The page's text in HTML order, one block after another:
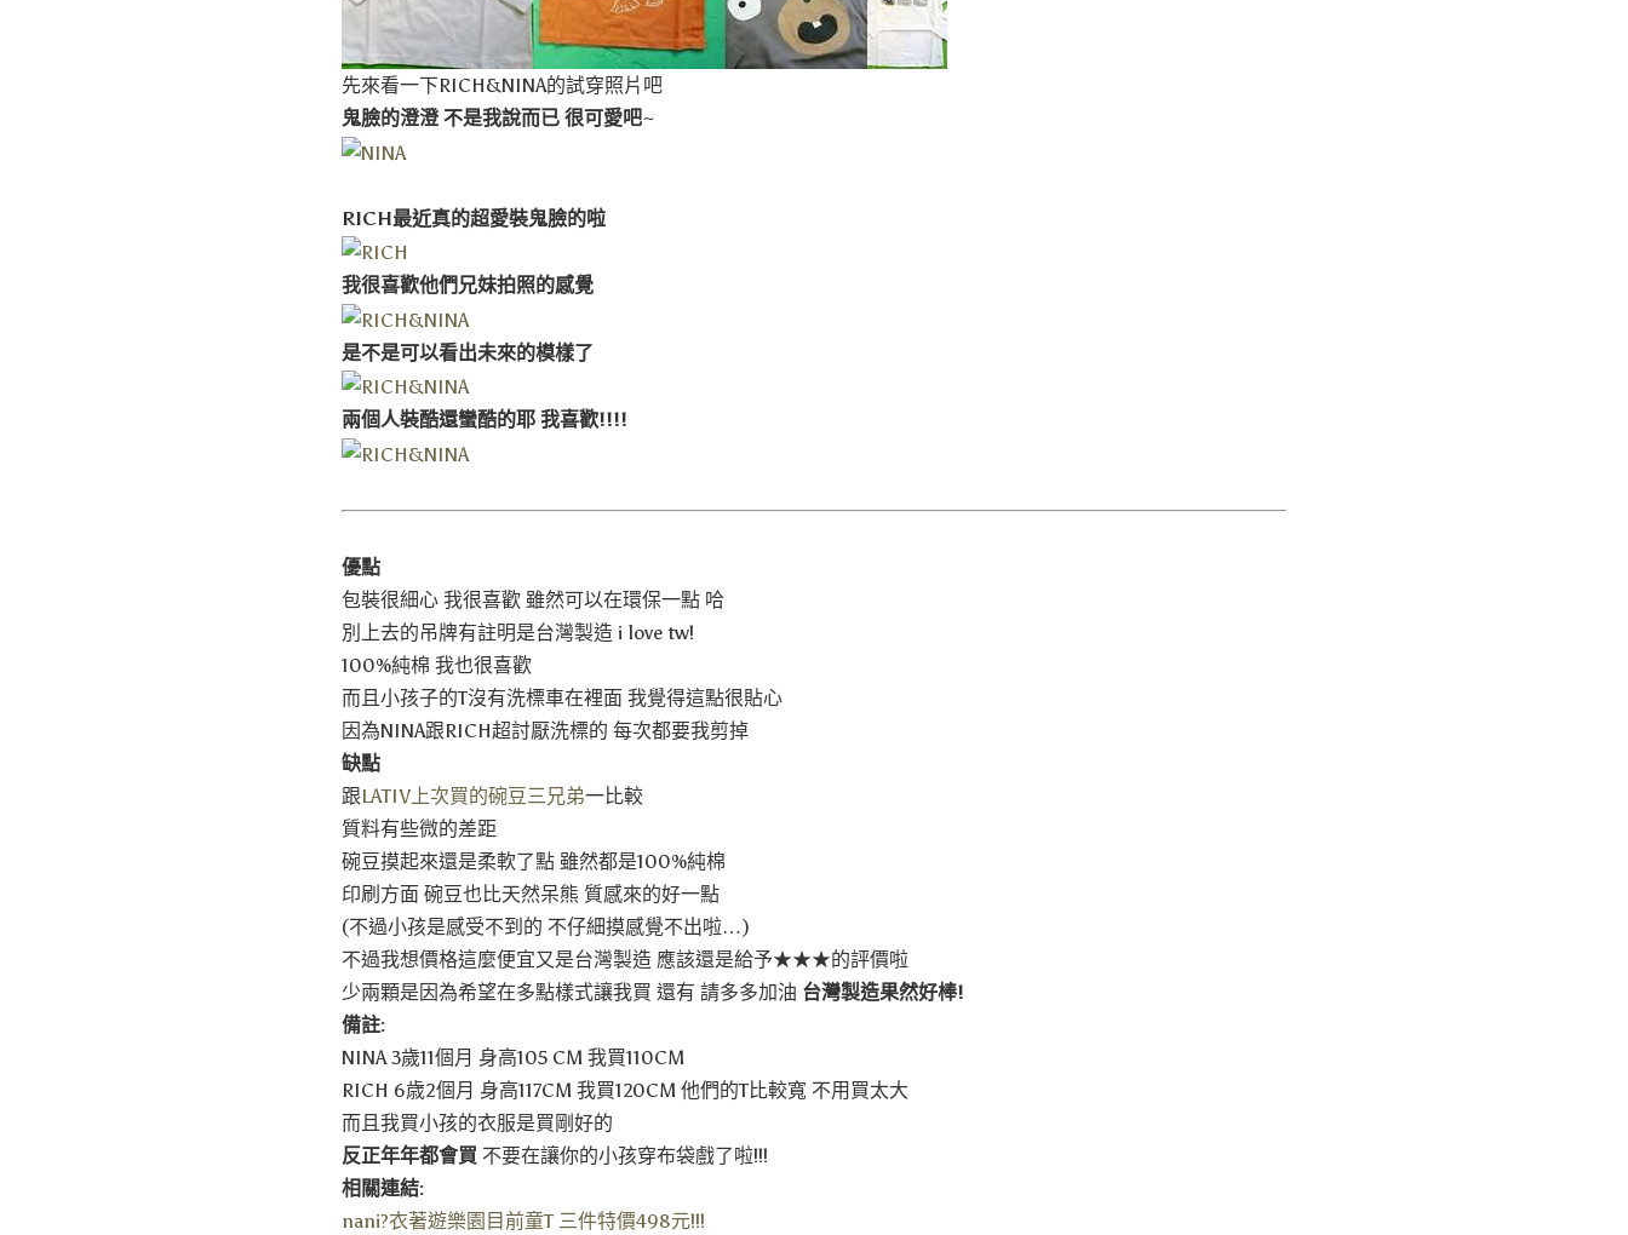
先來看一下RICH&NINA的試穿照片吧
鬼臉的澄澄 不是我說而已 很可愛吧~
RICH最近真的超愛裝鬼臉的啦
我很喜歡他們兄妹拍照的感覺
是不是可以看出未來的模樣了
兩個人裝酷還蠻酷的耶 我喜歡!!!!
優點
包裝很細心 我很喜歡 雖然可以在環保一點 哈
別上去的吊牌有註明是台灣製造 i love tw!
100%純棉 我也很喜歡
而且小孩子的T沒有洗標車在裡面 我覺得這點很貼心
因為NINA跟RICH超討厭洗標的 每次都要我剪掉
缺點
跟LATIV上次買的碗豆三兄弟一比較
質料有些微的差距
碗豆摸起來還是柔軟了點 雖然都是100%純棉
印刷方面 碗豆也比天然呆熊 質感來的好一點
(不過小孩是感受不到的 不仔細摸感覺不出啦…)
不過我想價格這麼便宜又是台灣製造 應該還是給予★★★的評價啦
少兩顆是因為希望在多點樣式讓我買 還有 請多多加油 台灣製造果然好棒!
備註:
NINA 3歲11個月 身高105 CM 我買110CM
RICH 6歳2個月 身高117CM 我買120CM 他們的T比較寬 不用買太大
而且我買小孩的衣服是買剛好的
反正年年都會買 不要在讓你的小孩穿布袋戲了啦!!!
相關連結:
nani?衣著遊樂園目前童T 三件特價498元!!!